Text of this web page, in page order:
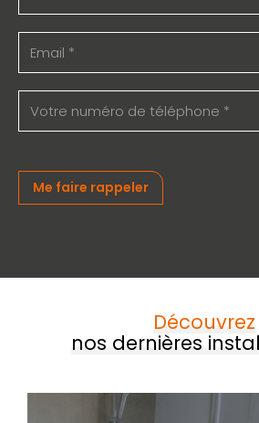
E-
mail(Nécessaire)
Téléphone (Nécessaire)
Me faire rappeler
Découvrez
nos dernières